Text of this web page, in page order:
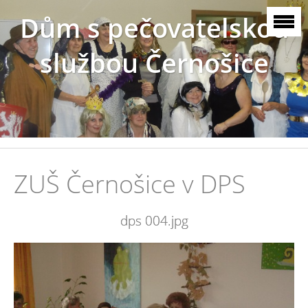
Dům s pečovatelskou
službou Černošice
ZUŠ Černošice v DPS
dps 004.jpg